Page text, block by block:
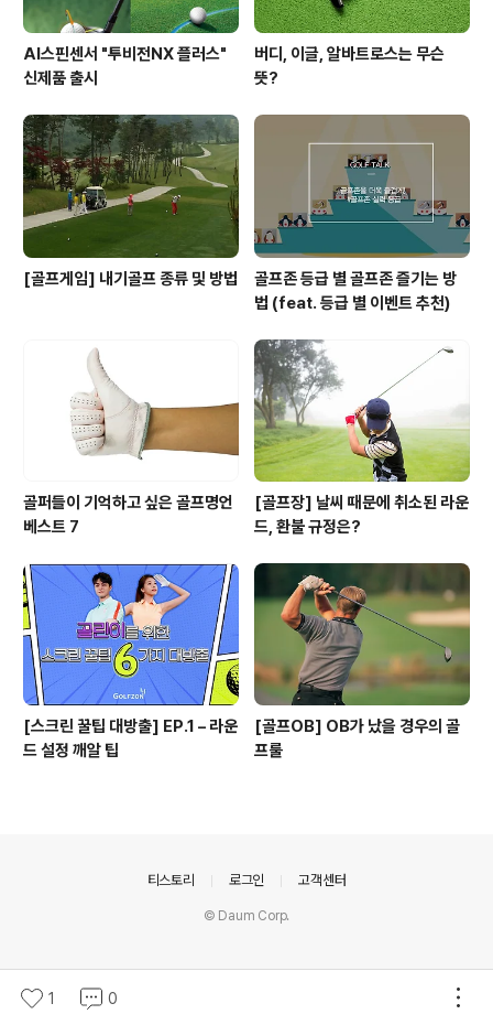
AI스핀센서 "투비전NX 플러스"
신제품 출시
버디, 이글, 알바트로스는 무슨
뜻?
[골프게임] 내기골프 종류 및 방법
골프존 등급 별 골프존 즐기는 방
법 (feat. 등급 별 이벤트 추천)
골퍼들이 기억하고 싶은 골프명언
베스트 7
[골프장] 날씨 때문에 취소된 라운
드, 환불 규정은?
[스크린 꿀팁 대방출] EP.1 – 라운
드 설정 깨알 팁
[골프OB] OB가 났을 경우의 골
프룰
1 0
티스토리 로그인 고객센터
© Daum Corp.